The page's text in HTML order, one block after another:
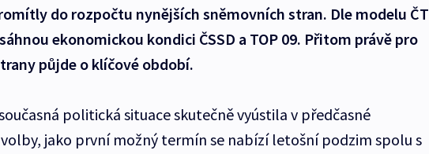
do rozpočtu nynějších sněmovních stran. Dle modelu ČT
ekonomickou kondici ČSSD a TOP 09. Přitom právě pro
půjde o klíčové období.
politická situace skutečně vyústila v předčasné
jako první možný termín se nabízí letošní podzim spolu s